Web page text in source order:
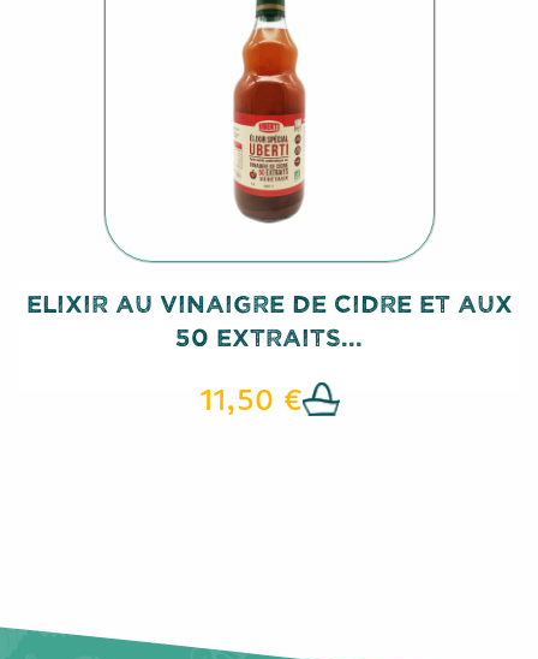
Elixir Au Vinaigre De Cidre Et Aux
50 Extraits...
11,50 €